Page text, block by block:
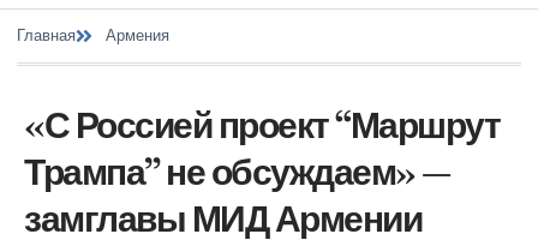
Главная Армения
«С Россией проект “Маршрут
Трампа” не обсуждаем» —
замглавы МИД Армении